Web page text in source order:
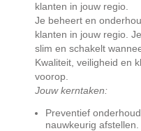
klanten in jouw regio.
Je beheert en
klanten in jouw regio.
slim en schakelt
Kwaliteit, veiligheid en
voorop.
Jouw kerntaken:
Preventief
nauwkeurig afstellen.